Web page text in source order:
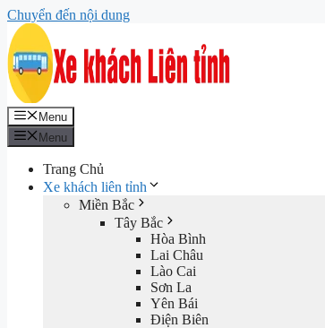
Chuyển đến nội dung
Menu
Menu
Trang Chủ
Xe khách liên tỉnh
Miền Bắc
Tây Bắc
Hòa Bình
Lai Châu
Lào Cai
Sơn La
Yên Bái
Điện Biên